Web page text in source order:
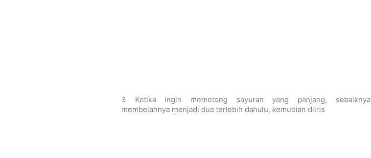
3 Ketika ingin memotong sayuran yang panjang, sebaiknya
membelahnya menjadi dua terlebih dahulu, kemudian diiris